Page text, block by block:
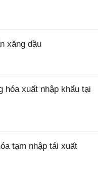
xăng dầu
hóa xuất nhập khẩu tại
tạm nhập tái xuất